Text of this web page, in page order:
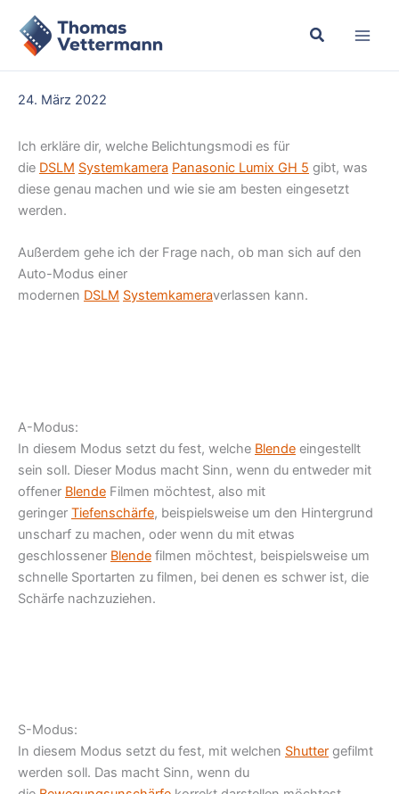
Inhalt
springen
24. März 2022
Ich erkläre dir, welche Belichtungsmodi es für
die DSLM Systemkamera Panasonic Lumix GH 5 gibt, was
diese genau machen und wie sie am besten eingesetzt
werden.
Außerdem gehe ich der Frage nach, ob man sich auf den
Auto-Modus einer
modernen DSLM Systemkameraverlassen kann.
A-Modus:
In diesem Modus setzt du fest, welche Blende eingestellt
sein soll. Dieser Modus macht Sinn, wenn du entweder mit
offener Blende Filmen möchtest, also mit
geringer Tiefenschärfe, beispielsweise um den Hintergrund
unscharf zu machen, oder wenn du mit etwas
geschlossener Blende filmen möchtest, beispielsweise um
schnelle Sportarten zu filmen, bei denen es schwer ist, die
Schärfe nachzuziehen.
S-Modus:
In diesem Modus setzt du fest, mit welchen Shutter gefilmt
werden soll. Das macht Sinn, wenn du